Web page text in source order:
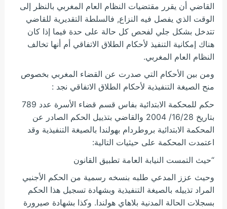
القاضي أن يقرر مقتضيات النظام العام المغربي بالنظر إلى
الوقت الذي يفصل فيه النزاع, فالسلطة التقديرية للقاضي
تتدخل بشكل جلي لفحص كل حالة على حدة فيما إذا كان
هناك إمكانية التنفيذ لأحكام الطلاق الاتفاقي أم أنها تخالف
النظام العام المغربي.
ومن بين الأحكام التي صدرت عن القضاء المغربي بخصوص
منح الصيغة التنفيذية لأحكام الطلاق الاتفاقي نجد :
حكم للمحكمة الابتدائية بفاس قسم قضاء الأسرة عدد 789
بتاريخ 16/28/ 2004 والقاضي بتذييل الحكم الصادر عن
المحكمة الابتدائية بروطردام بهولندا بالصيغة التنفيذية وقد
اعتمدت المحكمة على حيثيات التالية:
“حيث التمست النيابة العامة تطبيق القانون
وحيث عزز المدعي طلبه بنسخه رسمية من الحكم الأجنبي
المراد تذييله بالصيغة التنفيذية وبشهادة تسجيل هذا الحكم
بسجلات الحالة المدنية بلاهاي هولندا. وكذا بشهادة صيرورة